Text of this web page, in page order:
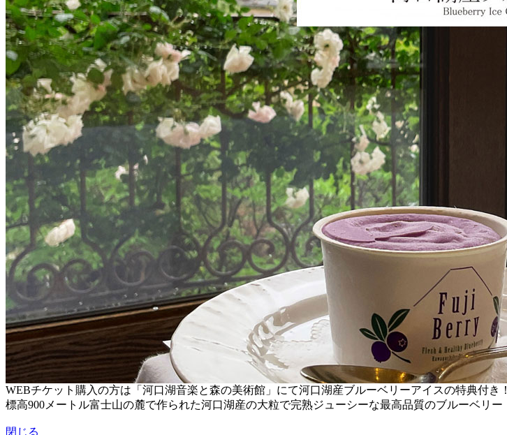
WEBチケット購入の方は「河口湖音楽と森の美術館」にて河口湖産ブルーベリーアイスの特典付き！
標高900メートル富士山の麓で作られた河口湖産の大粒で完熟ジューシーな最高品質のブルーベリー
閉じる